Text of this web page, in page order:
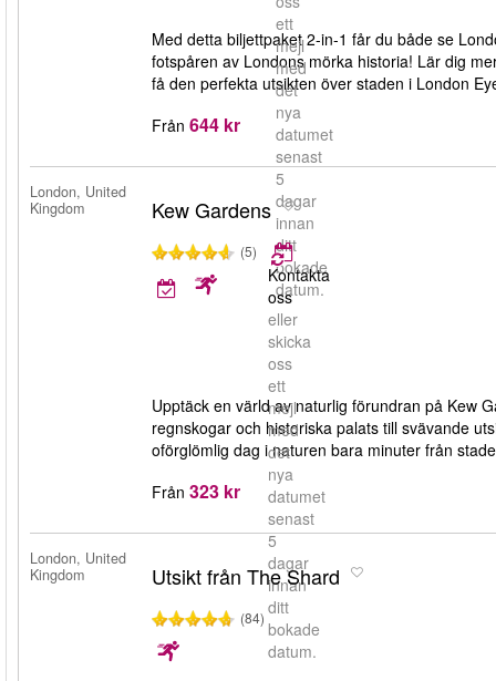
ett
mejl
med
det
nya
datumet
senast
5
dagar
innan
ditt
bokade
datum.
Med detta biljettpaket 2-in-1 får du både se
fotspåren av Londons mörka historia! Lär dig
få den perfekta utsikten över staden i London
Från 644 kr
London, United
Kingdom
Kew Gardens
(5)
Kontakta
oss
eller
skicka
oss
ett
mejl
med
det
nya
datumet
senast
5
dagar
innan
ditt
bokade
datum.
Upptäck en värld av naturlig förundran på Kew
regnskogar och historiska palats till svävande
oförglömlig dag i naturen bara minuter från
Från 323 kr
London, United
Kingdom
Utsikt från The Shard
(84)